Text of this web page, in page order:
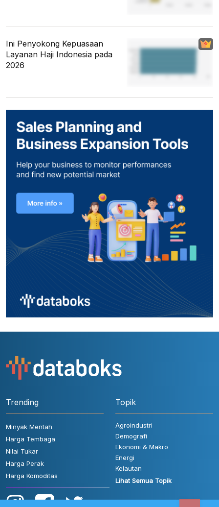
Ini Penyokong Kepuasaan
Layanan Haji Indonesia pada
2026
Trending
Minyak Mentah
Harga Tembaga
Nilai Tukar
Harga Perak
Harga Komoditas
Topik
Agroindustri
Demografi
Ekonomi & Makro
Energi
Kelautan
Lihat Semua Topik